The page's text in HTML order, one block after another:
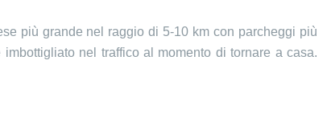
più grande nel raggio di 5-10 km con parcheggi più
nel traffico al momento di tornare a casa.